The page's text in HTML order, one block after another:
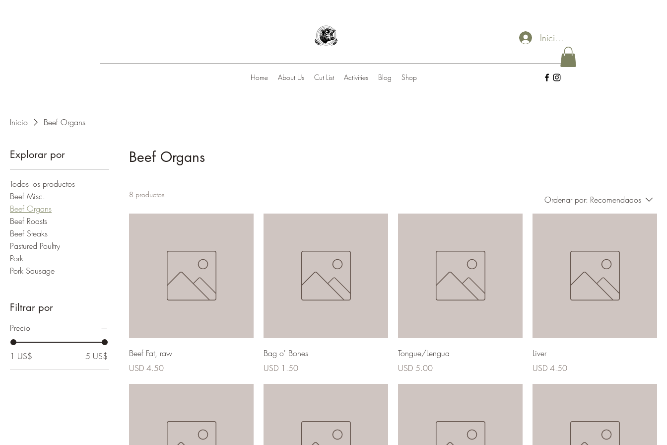
Iniciar sesión
Home About Us Cut List Activities Blog Shop
Inicio Beef Organs
Explorar por
Todos los productos
Beef Misc.
Beef Organs
Beef Roasts
Beef Steaks
Pastured Poultry
Pork
Pork Sausage
Filtrar por
Precio
1 US$ 5 US$
Beef Organs
8 productos Ordenar por: Recomendados
Beef Fat, raw
Precio
USD 4.50
Bag o' Bones
Precio
USD 1.50
Tongue/Lengua
Precio
USD 5.00
Liver
Precio
USD 4.50